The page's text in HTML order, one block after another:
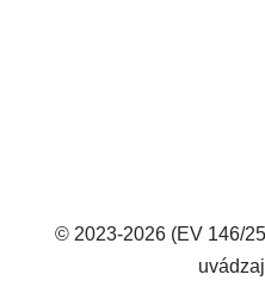
© 2023-2026 (EV 146/